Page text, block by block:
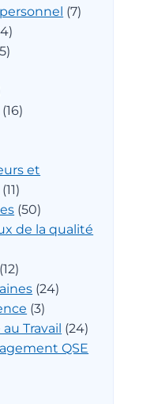
(7)
(16)
et
(11)
(50)
de la qualité
(12)
(24)
(3)
Travail (24)
QSE